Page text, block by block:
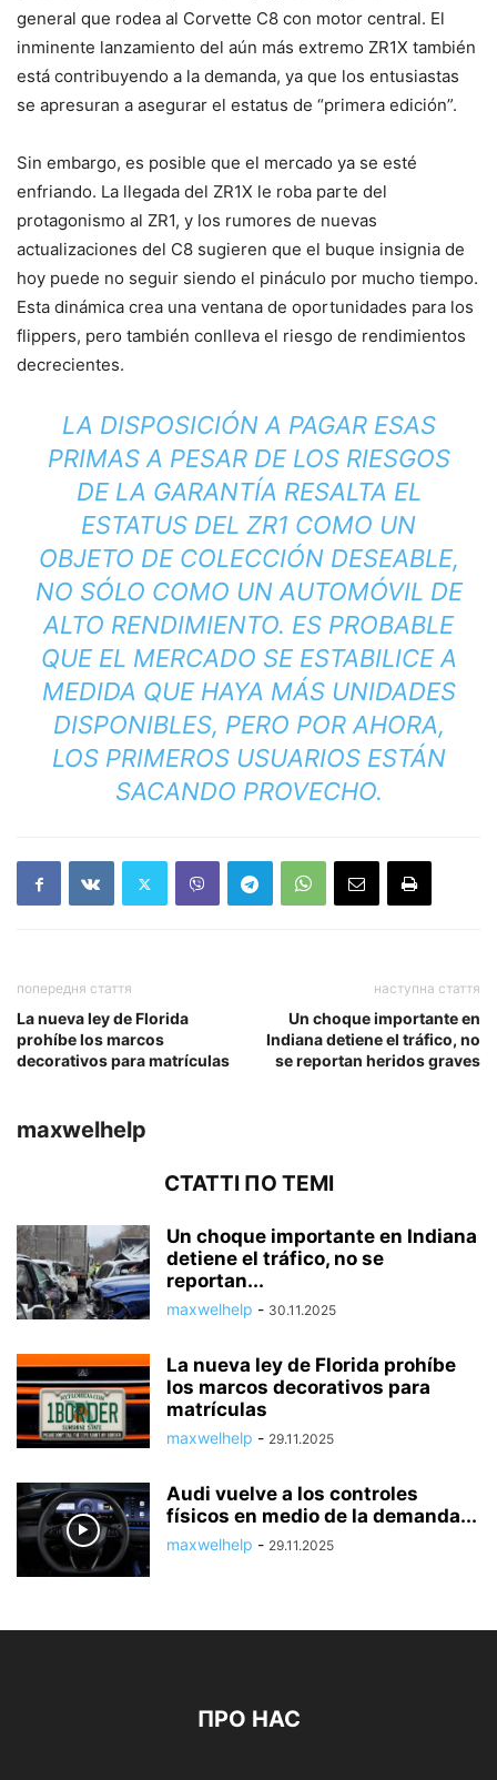
general que rodea al Corvette C8 con motor central. El
inminente lanzamiento del aún más extremo ZR1X también
está contribuyendo a la demanda, ya que los entusiastas
se apresuran a asegurar el estatus de “primera edición”.
Sin embargo, es posible que el mercado ya se esté
enfriando. La llegada del ZR1X le roba parte del
protagonismo al ZR1, y los rumores de nuevas
actualizaciones del C8 sugieren que el buque insignia de
hoy puede no seguir siendo el pináculo por mucho tiempo.
Esta dinámica crea una ventana de oportunidades para los
flippers, pero también conlleva el riesgo de rendimientos
decrecientes.
LA DISPOSICIÓN A PAGAR ESAS
PRIMAS A PESAR DE LOS RIESGOS
DE LA GARANTÍA RESALTA EL
ESTATUS DEL ZR1 COMO UN
OBJETO DE COLECCIÓN DESEABLE,
NO SÓLO COMO UN AUTOMÓVIL DE
ALTO RENDIMIENTO. ES PROBABLE
QUE EL MERCADO SE ESTABILICE A
MEDIDA QUE HAYA MÁS UNIDADES
DISPONIBLES, PERO POR AHORA,
LOS PRIMEROS USUARIOS ESTÁN
SACANDO PROVECHO.
попередня стаття
La nueva ley de Florida
prohíbe los marcos
decorativos para matrículas
наступна стаття
Un choque importante en
Indiana detiene el tráfico, no
se reportan heridos graves
maxwelhelp
СТАТТІ ПО ТЕМІ
Un choque importante en Indiana
detiene el tráfico, no se
reportan...
maxwelhelp - 30.11.2025
La nueva ley de Florida prohíbe
los marcos decorativos para
matrículas
maxwelhelp - 29.11.2025
Audi vuelve a los controles
físicos en medio de la demanda...
maxwelhelp - 29.11.2025
ПРО НАС